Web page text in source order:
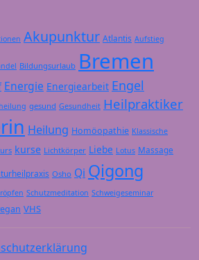
Akupunktur Atlantis Aufstieg
Bildungsurlaub Bremen
Energie Energiearbeit Engel
gesund Gesundheit Heilpraktiker
Heilung Homöopathie Klassische
kurse Lichtkörper Liebe Lotus Massage
Osho Qi Qigong
Schutzmeditation Schweigeseminar
VHS